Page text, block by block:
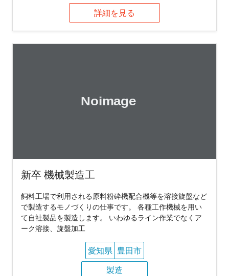
詳細を見る
新卒 機械製造工
飼料工場で利用される原料粉砕機配合機等を溶接旋盤など
で製造するモノづくりの仕事です。 各種工作機械を用い
て自社製品を製造します。 いわゆるライン作業でなくア
ーク溶接、旋盤加工
愛知県 豊田市
製造